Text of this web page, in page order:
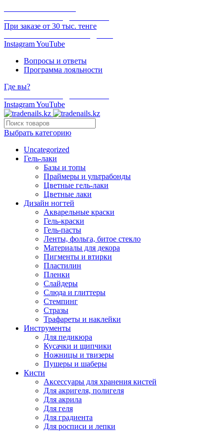
При заказе от 30 тыс. тенге
InstagramYouTube
Вопросы и ответы
Программа лояльности
Где вы?
InstagramYouTube
Выбрать категорию
Uncategorized
Гель-лаки
Базы и топы
Праймеры и ультрабонды
Цветные гель-лаки
Цветные лаки
Дизайн ногтей
Акварельные краски
Гель-краски
Гель-пасты
Ленты, фольга, битое стекло
Материалы для декора
Пигменты и втирки
Пластилин
Пленки
Слайдеры
Слюда и глиттеры
Стемпинг
Стразы
Трафареты и наклейки
Инструменты
Для педикюра
Кусачки и щипчики
Ножницы и твизеры
Пушеры и шаберы
Кисти
Аксессуары для хранения кистей
Для акригеля, полигеля
Для акрила
Для геля
Для градиента
Для росписи и лепки